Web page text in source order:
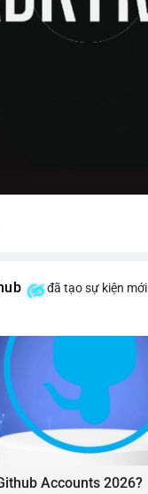
đã tạo sự kiện mới
Accounts 2026?